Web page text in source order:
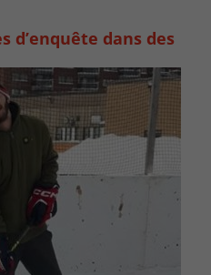
d’enquête dans des